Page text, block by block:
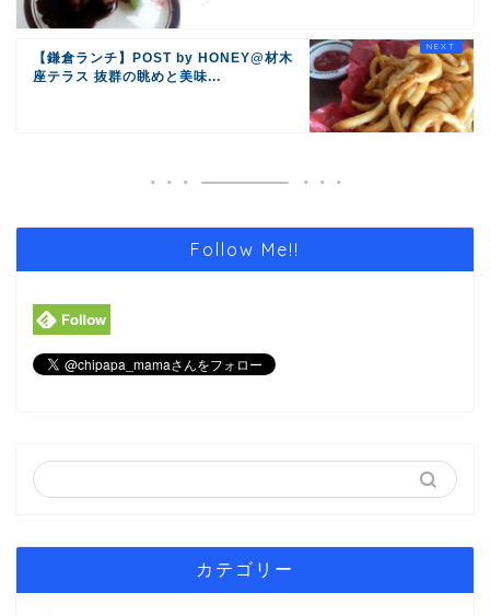
【鎌倉ランチ】POST by HONEY@材木
座テラス 抜群の眺めと美味...
Follow Me!!
カテゴリー